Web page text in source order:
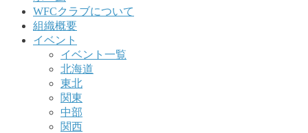
WFCクラブについて
組織概要
イベント
イベント一覧
北海道
東北
関東
中部
関西